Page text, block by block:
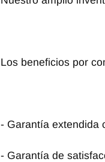
Los beneficios por
- Garantía extendida
- Garantía de